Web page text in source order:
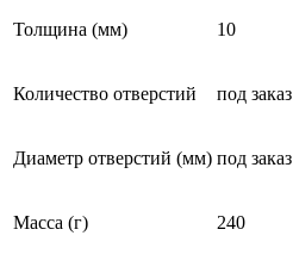
Толщина (мм) 10
Количество отверстий под заказ
Диаметр отверстий (мм) под заказ
Масса (г) 240